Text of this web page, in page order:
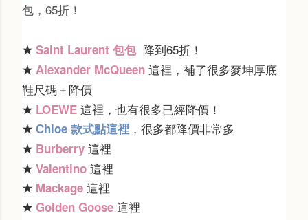
包，65折！
★ Saint Laurent 包包降到65折！
★ Alexander McQueen 這裡，補了很多麥坤厚底
鞋尺碼＋降價
★ LOEWE 這裡，也有很多已經降價！
★ Chloe 款式點這裡 ，很多都降價非常多
★ Burberry 這裡
★ Valentino 這裡
★ Mackage 這裡
★ Golden Goose 這裡